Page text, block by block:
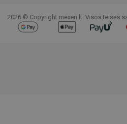
2026 © Copyright mexen.lt. Visos teisės